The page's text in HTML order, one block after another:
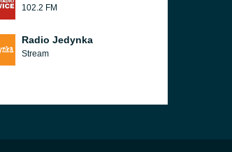
102.2 FM
Radio Jedynka
Stream